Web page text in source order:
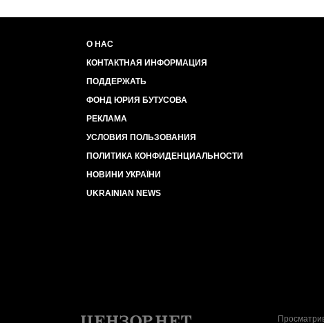
О НАС
КОНТАКТНАЯ ИНФОРМАЦИЯ
ПОДДЕРЖАТЬ
ФОНД ЮРИЯ БУТУСОВА
РЕКЛАМА
УСЛОВИЯ ПОЛЬЗОВАНИЯ
ПОЛИТИКА КОНФИДЕНЦИАЛЬНОСТИ
НОВИНИ УКРАЇНИ
UKRAINIAN NEWS